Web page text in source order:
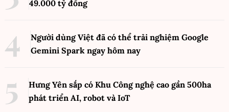
49.000 tỷ đồng
Người dùng Việt đã có thể trải nghiệm Google
Gemini Spark ngay hôm nay
Hưng Yên sắp có Khu Công nghệ cao gần 500ha
phát triển AI, robot và IoT